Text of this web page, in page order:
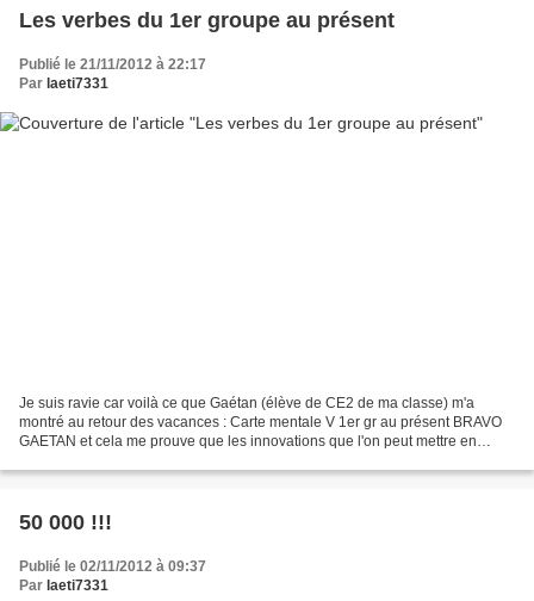
Les verbes du 1er groupe au présent
Publié le 21/11/2012 à 22:17
Par laeti7331
Je suis ravie car voilà ce que Gaétan (élève de CE2 de ma classe) m'a
montré au retour des vacances : Carte mentale V 1er gr au présent BRAVO
GAETAN et cela me prouve que les innovations que l'on peut mettre en
50 000 !!!
Publié le 02/11/2012 à 09:37
Par laeti7331